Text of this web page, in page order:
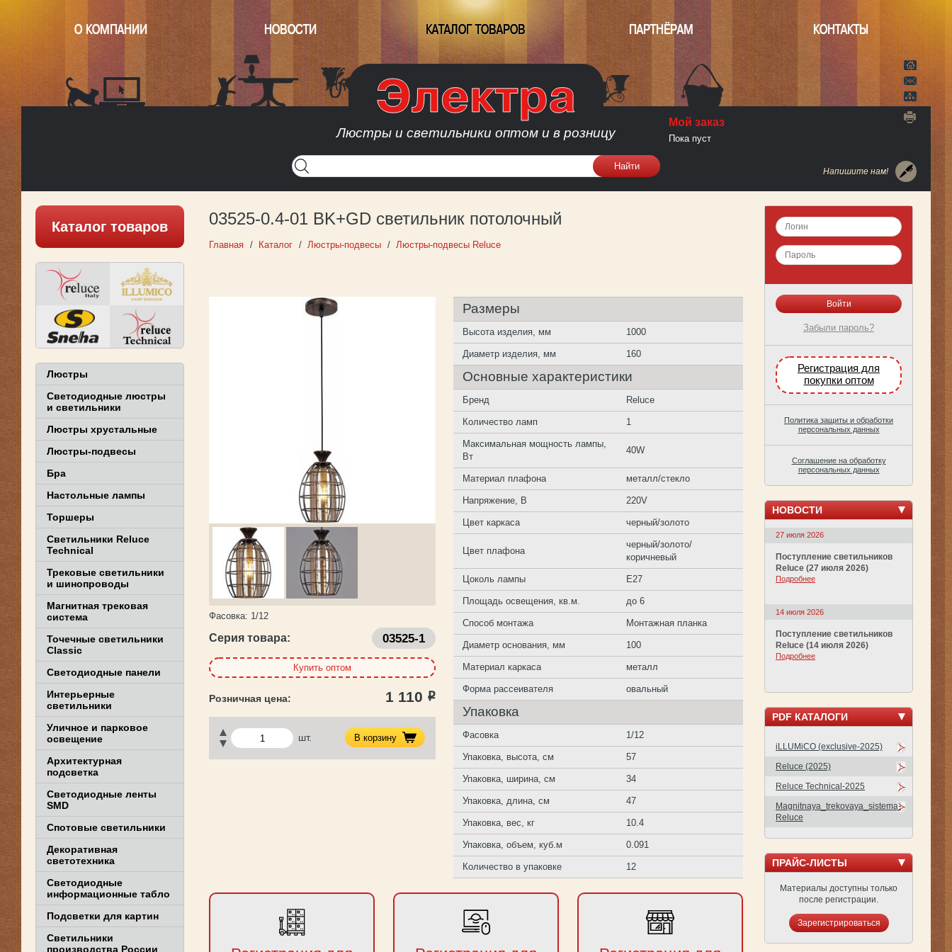
О КОМПАНИИ НОВОСТИ КАТАЛОГ ТОВАРОВ ПАРТНЁРАМ КОНТАКТЫ
Люстры и светильники оптом и в розницу
Написать нам
Карта
Напишите нам!
Мой заказ
Пока пуст
03525-0.4-01 BK+GD светильник потолочный
Главная Каталог Люстры-подвесы Люстры-подвесы Reluce
Фасовка: 1/12
Серия товара: 03525-1
Купить оптом
1 110 Р
шт. В корзину
Размеры
Высота изделия, мм 1000
Диаметр изделия, мм 160
Основные характеристики
Бренд Reluce
Количество ламп 1
Максимальная мощность лампы,
Вт
40W
Материал плафона металл/стекло
Напряжение, В 220V
Цвет каркаса черный/золото
Цвет плафона
черный/золото/
коричневый
Цоколь лампы E27
Площадь освещения, кв.м. до 6
Способ монтажа Монтажная планка
Диаметр основания, мм 100
Материал каркаса металл
Форма рассеивателя овальный
Упаковка
Фасовка 1/12
Упаковка, высота, см 57
Упаковка, ширина, см 34
Упаковка, длина, см 47
Упаковка, вес, кг 10.4
Упаковка, объем, куб.м 0.091
Количество в упаковке 12
Каталог товаров
Люстры
Светодиодные люстры
и светильники
Люстры хрустальные
Люстры-подвесы
Бра
Настольные лампы
Торшеры
Светильники Reluce
Technical
Трековые светильники
и шинопроводы
Магнитная трековая
система
Точечные светильники
Classic
Светодиодные панели
Интерьерные
светильники
Уличное и парковое
освещение
Архитектурная
подсветка
Светодиодные ленты
SMD
Спотовые светильники
Декоративная
светотехника
Светодиодные
информационные табло
Подсветки для картин
Светильники
производства России
Забыли пароль?
Регистрация для
покупки оптом
Политика защиты и обработки
персональных данных
Соглашение на обработку
персональных данных
НОВОСТИ
27 июля 2026
Поступление светильников
Reluce (27 июля 2026)
Подробнее
14 июля 2026
Поступление светильников
Reluce (14 июля 2026)
Подробнее
PDF КАТАЛОГИ
iLLUMiCO (exclusive-2025)
Reluce (2025)
Reluce Technical-2025
Magnitnaya_trekovaya_sistema-
Reluce
ПРАЙС-ЛИСТЫ
Материалы доступны только
после регистрации.
Зарегистрироваться